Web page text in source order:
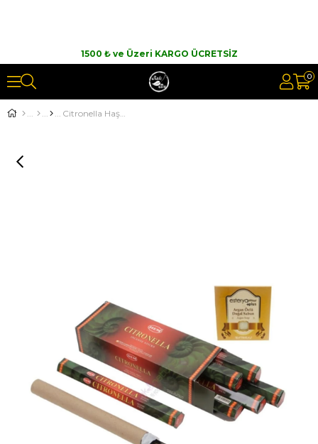
1500 ₺ ve Üzeri KARGO ÜCRETSİZ
0
Citronella Haşere Kovucu 6 Adet Tütsü Ve Argan Sabunu